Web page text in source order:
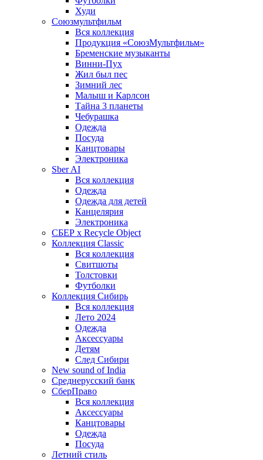
Худи
Союзмультфильм
Вся коллекция
Продукция «СоюзМультфильм»
Бременские музыканты
Винни-Пух
Жил был пес
Зимний лес
Малыш и Карлсон
Тайна 3 планеты
Чебурашка
Одежда
Посуда
Канцтовары
Электроника
Sber AI
Вся коллекция
Одежда
Одежда для детей
Канцелярия
Электроника
СБЕР x Recycle Object
Коллекция Classic
Вся коллекция
Свитшоты
Толстовки
Футболки
Коллекция Сибирь
Вся коллекция
Лето 2024
Одежда
Аксессуары
Детям
След Сибири
New sound of India
Среднерусский банк
СберПраво
Вся коллекция
Аксессуары
Канцтовары
Одежда
Посуда
Летний стиль